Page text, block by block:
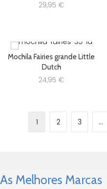
29,95 €
Mochila Fairies grande Little
Dutch
24,95 €
1 2 3 …
As Melhores Marcas